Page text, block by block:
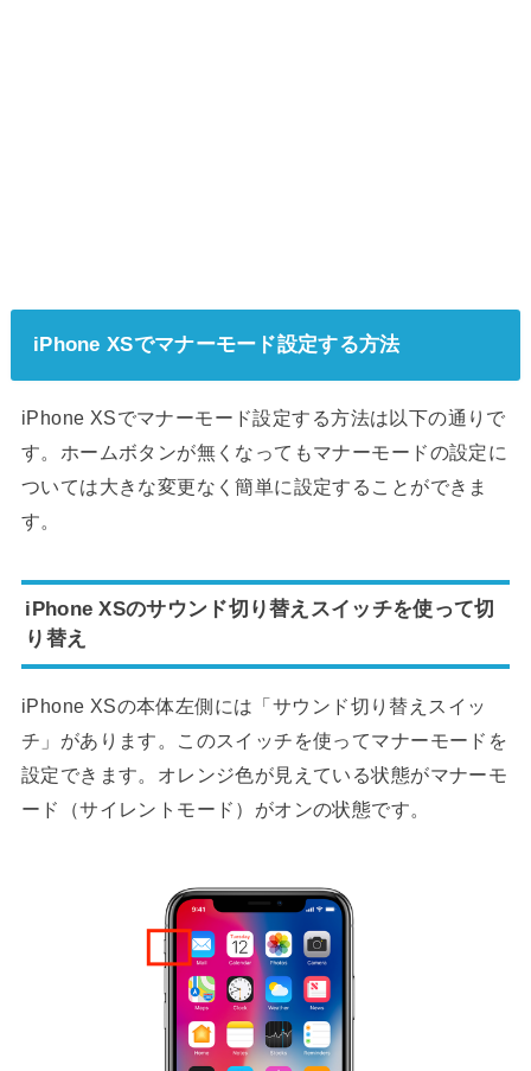
iPhone XSでマナーモード設定する方法
iPhone XSでマナーモード設定する方法は以下の通りで
す。ホームボタンが無くなってもマナーモードの設定に
ついては大きな変更なく簡単に設定することができま
す。
iPhone XSのサウンド切り替えスイッチを使って切
り替え
iPhone XSの本体左側には「サウンド切り替えスイッ
チ」があります。このスイッチを使ってマナーモードを
設定できます。オレンジ色が見えている状態がマナーモ
ード（サイレントモード）がオンの状態です。